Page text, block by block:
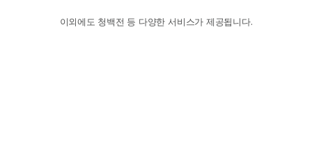
이외에도 청백전 등 다양한 서비스가 제공됩니다.